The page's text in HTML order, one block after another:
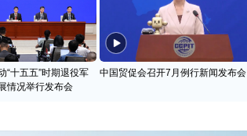
“十五五”时期退役军
情况举行发布会
中国贸促会召开7月例行新闻发布会